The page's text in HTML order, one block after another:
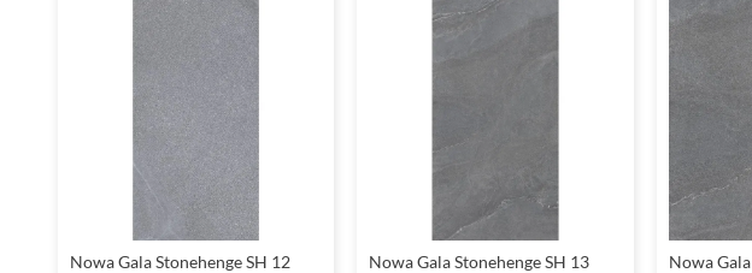
Nowa Gala Stonehenge SH 12
Nowa Gala Stonehenge SH 13
Nowa